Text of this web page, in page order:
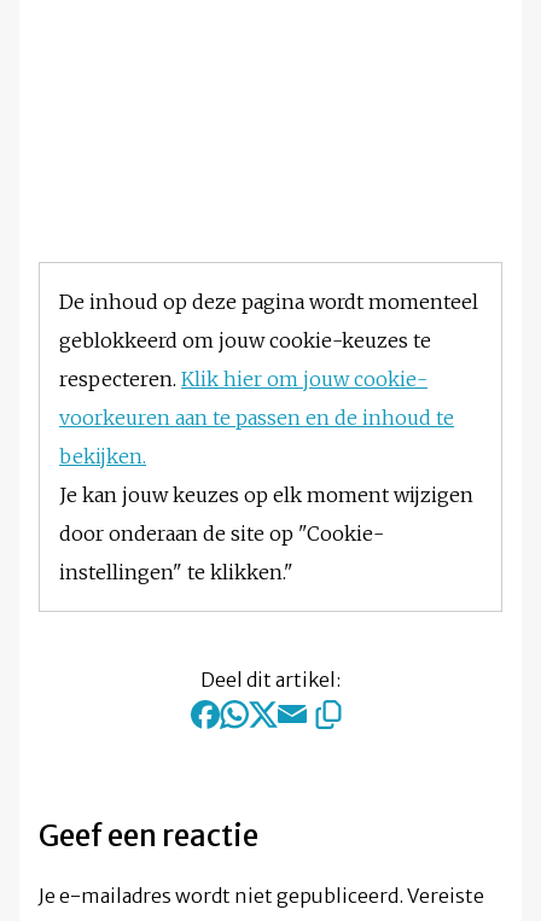
De inhoud op deze pagina wordt momenteel
geblokkeerd om jouw cookie-keuzes te
respecteren. Klik hier om jouw cookie-
voorkeuren aan te passen en de inhoud te
bekijken.
Je kan jouw keuzes op elk moment wijzigen
door onderaan de site op "Cookie-
instellingen" te klikken."
Deel dit artikel:
Geef een reactie
Je e-mailadres wordt niet gepubliceerd. Vereiste